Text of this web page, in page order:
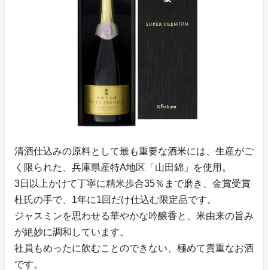
清酒仕込みの原料として最も重要な酒米には、生産がご
く限られた、兵庫県産特A地区「山田錦」を使用。
3日以上かけて丁寧に精米歩合35％まで磨き、金賞受賞
杜氏の手で、1年に1回だけ仕込む限定品です。
ジャスミンを思わせる華やかな吟醸香と、米由来の旨み
が絶妙に調和しています。
社員もめったに飲むことのできない、極めて貴重なお酒
です。